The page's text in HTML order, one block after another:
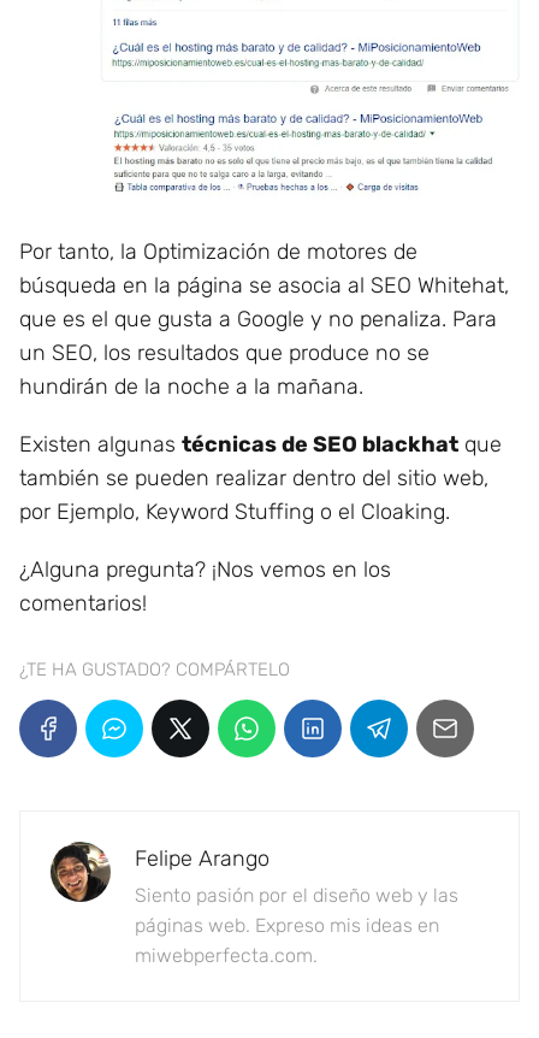
Por tanto, la Optimización de motores de
búsqueda en la página se asocia al SEO Whitehat,
que es el que gusta a Google y no penaliza. Para
un SEO, los resultados que produce no se
hundirán de la noche a la mañana.
Existen algunas técnicas de SEO blackhat que
también se pueden realizar dentro del sitio web,
por Ejemplo, Keyword Stuffing o el Cloaking.
¿Alguna pregunta? ¡Nos vemos en los
comentarios!
¿TE HA GUSTADO? COMPÁRTELO
Felipe Arango
Siento pasión por el diseño web y las
páginas web. Expreso mis ideas en
miwebperfecta.com.